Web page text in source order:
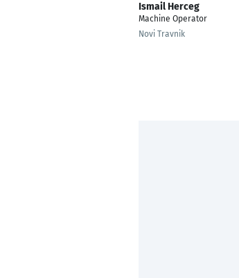
Ismail Herceg
Machine Operator
Novi Travnik